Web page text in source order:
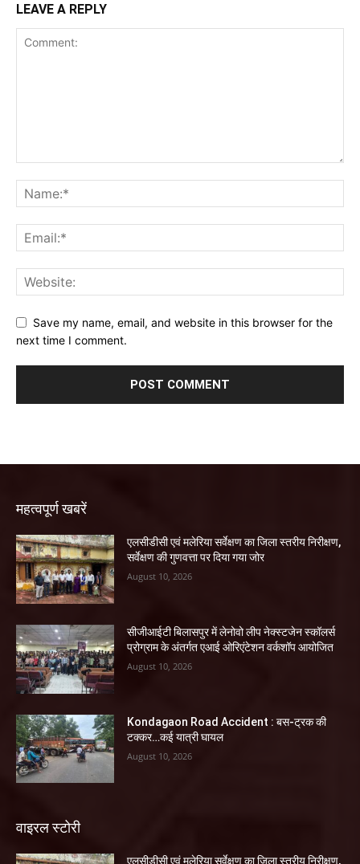
LEAVE A REPLY
Save my name, email, and website in this browser for the
next time I comment.
महत्वपूर्ण खबरें
एलसीडीसी एवं मलेरिया सर्वेक्षण का जिला स्तरीय निरीक्षण,
सर्वेक्षण की गुणवत्ता पर दिया गया जोर
August 10, 2026
सीजीआईटी बिलासपुर में लेनोवो लीप नेक्स्टजेन स्कॉलर्स
प्रोग्राम के अंतर्गत एआई ओरिएंटेशन वर्कशॉप आयोजित
August 10, 2026
Kondagaon Road Accident : बस-ट्रक की
टक्कर…कई यात्री घायल
August 10, 2026
वाइरल स्टोरी
एलसीडीसी एवं मलेरिया सर्वेक्षण का जिला स्तरीय निरीक्षण,